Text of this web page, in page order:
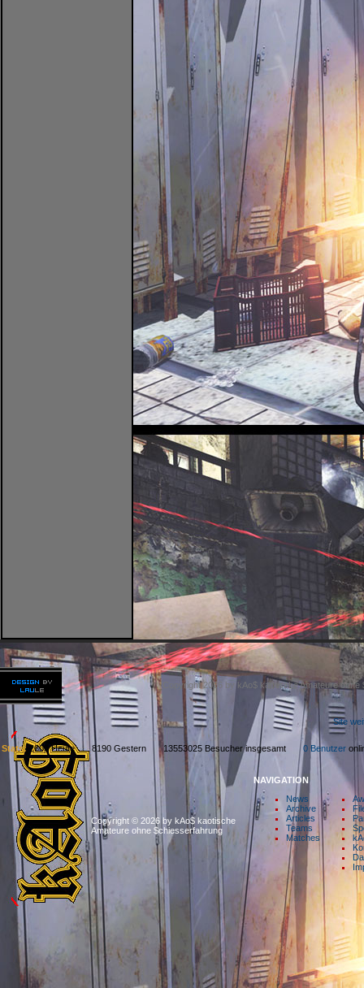
Copyright 2026 by kAo$ kaotische Amateure
Site
Stats: 2606 Heute 8190 Gestern 13553025 Besucher insgesamt0 Benutzer
Copyright © 2026 by kAo$ kaotische
Amateure ohne $chiesserfahrung
NAVIGATION
News
Archive
Articles
Teams
Matches